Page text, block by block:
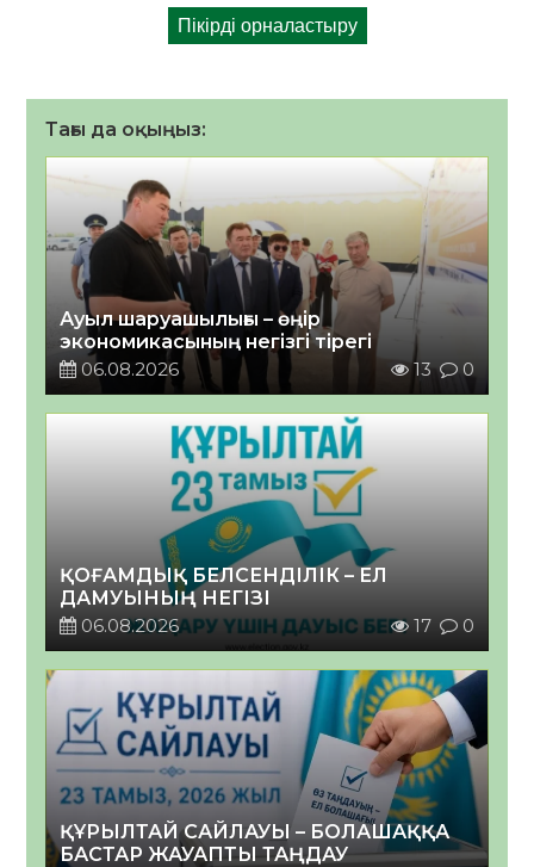
Тағы да оқыңыз:
Ауыл шаруашылығы – өңір
экономикасының негізгі тірегі
06.08.2026
13 0
ҚОҒАМДЫҚ БЕЛСЕНДІЛІК – ЕЛ
ДАМУЫНЫҢ НЕГІЗІ
06.08.2026
17 0
ҚҰРЫЛТАЙ САЙЛАУЫ – БОЛАШАҚҚА
БАСТАР ЖАУАПТЫ ТАҢДАУ